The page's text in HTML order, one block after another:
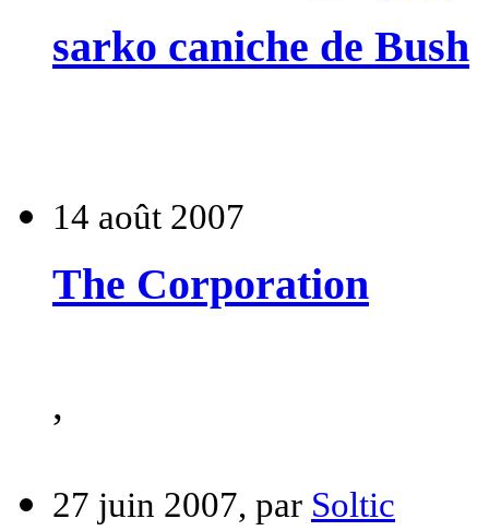
sarko caniche de Bush
14 août 2007
The Corporation
,
27 juin 2007, par Soltic